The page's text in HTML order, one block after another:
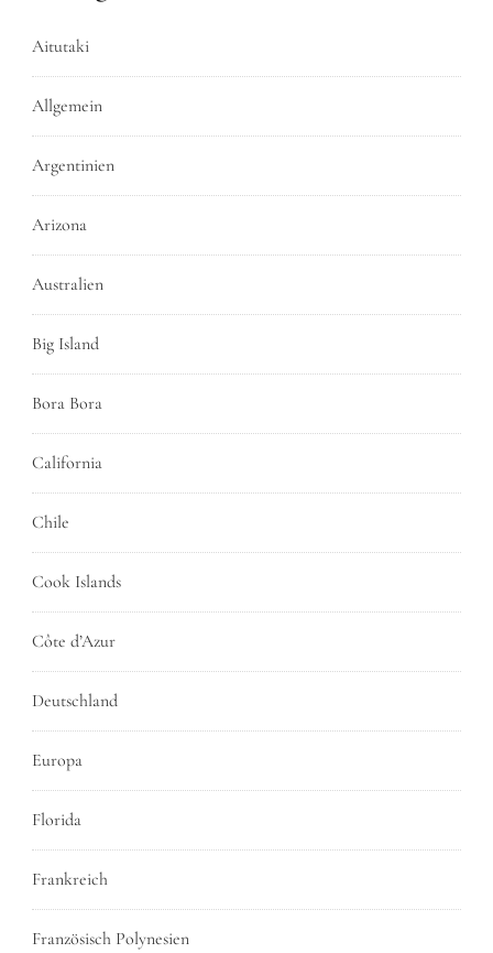
Aitutaki
Allgemein
Argentinien
Arizona
Australien
Big Island
Bora Bora
California
Chile
Cook Islands
Côte d’Azur
Deutschland
Europa
Florida
Frankreich
Französisch Polynesien